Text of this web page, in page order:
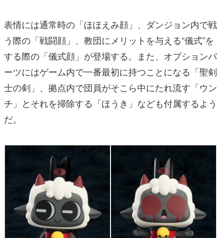
表情には通常時の「ほほえみ顔」、ダンジョン内で戦
う際の「戦闘顔」、教団にメリットを与える“儀式”を
する際の「儀式顔」が登場する。また、オプションパ
ーツにはゲーム内で一番最初に持つことになる「聖剣
士の剣」、拠点内で団員がそこら中にたれ流す「ウン
チ」とそれを掃除する「ほうき」なども付属するよう
だ。